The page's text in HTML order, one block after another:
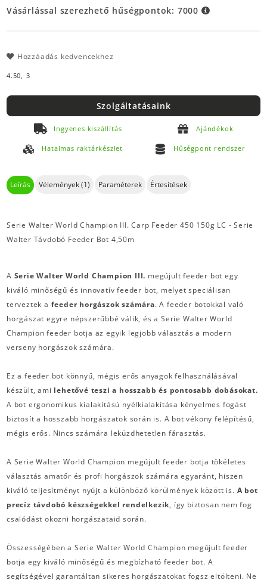
Vásárlással szerezhető hűségpontok: 7000
Hozzáadás kedvencekhez
4.50, 3
Szolgáltatásaink
Ingyenes kiszállítás Ajándékok
Hatalmas raktárkészlet Hűségpont rendszer
Leírás Vélemények (1) Paraméterek Értesítések
Serie Walter World Champion III. Carp Feeder 450 150g LC - Serie
Walter Távdobó Feeder Bot 4,50m
A Serie Walter World Champion III. megújult feeder bot egy
kiváló minőségű és innovatív feeder bot, melyet speciálisan
terveztek a feeder horgászok számára. A feeder botokkal való
horgászat egyre népszerűbbé válik, és a Serie Walter World
Champion feeder botja az egyik legjobb választás a modern
verseny horgászok számára.
Ez a feeder bot könnyű, mégis erős anyagok felhasználásával
készült, ami lehetővé teszi a hosszabb és pontosabb dobásokat.
A bot ergonomikus kialakítású nyélkialakítása kényelmes fogást
biztosít a hosszabb horgászatok során is. A bot vékony felépítésű,
mégis erős. Nincs számára leküzdhetetlen fárasztás.
A Serie Walter World Champion megújult feeder botja tökéletes
választás amatőr és profi horgászok számára egyaránt, hiszen
kiváló teljesítményt nyújt a különböző körülmények között is. A bot
precíz távdobó készségekkel rendelkezik, így biztosan nem fog
csalódást okozni horgászataid során.
Összességében a Serie Walter World Champion megújult feeder
botja egy kiváló minőségű és megbízható feeder bot. A
segítségével garantáltan sikeres horgászatokat fogsz eltölteni. Ne